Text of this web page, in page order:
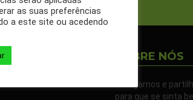
SOBRE NÓS
Divulgamos e
para que se sinta
as suas preferências
a este site ou acedendo